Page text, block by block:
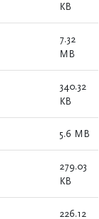
KB
7.32
MB
340.32
KB
5.6 MB
279.03
KB
226.12